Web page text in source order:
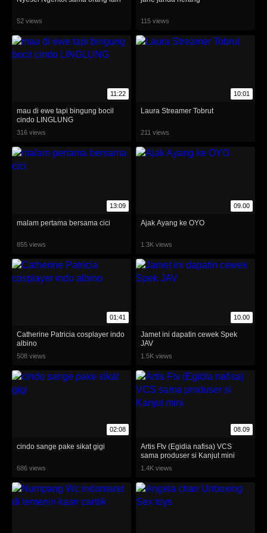
52 views 115 views
11:22
mau di ewe tapi bingung bocil
cindo LINGLUNG
316 views
10:01
Laura Streamer Tobrut
211 views
13:09
malam pertama bersama cici
855 views
09.00
Ajak Ayang ke OYO
1.3K views
01:41
Catherine Patricia cosplayer indo
albino
508 views
10.00
Jamet ini dapatin cewek Spek
JAV
1.5K views
02:08
cindo sange pake sikat gigi
686 views
08.09
Artis Ftv (Egidia nafisa) VCS
sama produser si Kanjut mini
1.4K views